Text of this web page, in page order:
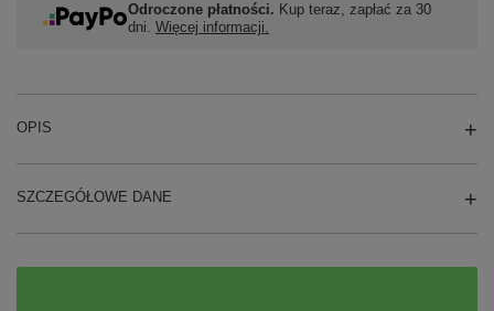
Odroczone płatności. Kup teraz, zapłać za 30
dni. Więcej informacji.
OPIS
SZCZEGÓŁOWE DANE